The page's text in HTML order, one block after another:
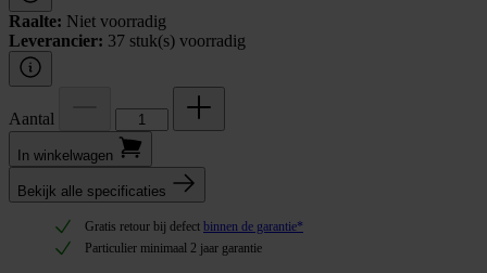
Raalte: Niet voorradig
Leverancier: 37 stuk(s) voorradig
Aantal
In winkel­wagen
Bekijk alle specificaties
Gratis retour bij defect binnen de garantie*
Particulier minimaal 2 jaar garantie